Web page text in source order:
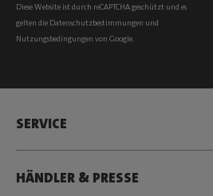
Diese Website ist durch reCAPTCHA geschützt und es
gelten die Datenschutzbestimmungen und
Nutzungsbedingungen von Google.
SERVICE
HÄNDLER & PRESSE